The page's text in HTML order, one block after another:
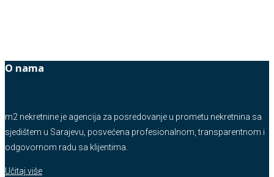
O nama
m2 nekretnine je agencija za posredovanje u prometu nekretnina sa
sjedištem u Sarajevu, posvećena profesionalnom, transparentnom i
odgovornom radu sa klijentima.
Učitaj više